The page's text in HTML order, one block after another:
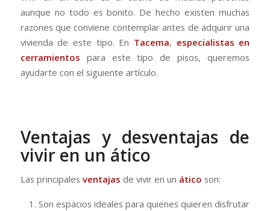
aunque no todo es bonito. De hecho existen muchas
razones que conviene contemplar antes de adquirir una
vivienda de este tipo. En Tacema, especialistas en
cerramientos para este tipo de pisos, queremos
ayudarte con el siguiente artículo.
Ventajas y desventajas de
vivir en un ático
Las principales ventajas de vivir en un ático son:
Son espacios ideales para quienes quieren disfrutar